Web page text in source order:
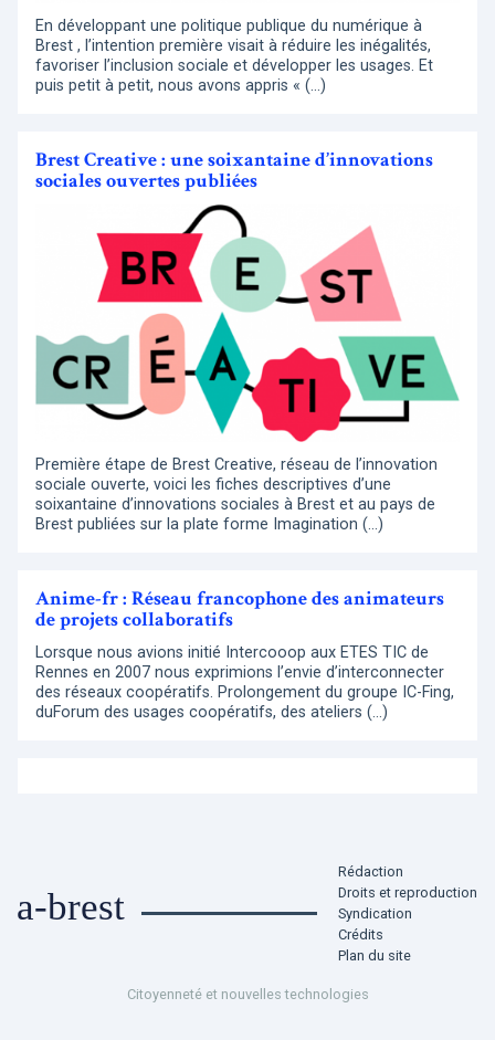
En développant une politique publique du numérique à
Brest , l’intention première visait à réduire les inégalités,
favoriser l’inclusion sociale et développer les usages. Et
puis petit à petit, nous avons appris « (…)
Brest Creative : une soixantaine d’innovations
sociales ouvertes publiées
Première étape de Brest Creative, réseau de l’innovation
sociale ouverte, voici les fiches descriptives d’une
soixantaine d’innovations sociales à Brest et au pays de
Brest publiées sur la plate forme Imagination (…)
Anime-fr : Réseau francophone des animateurs
de projets collaboratifs
Lorsque nous avions initié Intercooop aux ETES TIC de
Rennes en 2007 nous exprimions l’envie d’interconnecter
des réseaux coopératifs. Prolongement du groupe IC-Fing,
duForum des usages coopératifs, des ateliers (…)
a-brest
Rédaction
Droits et reproduction
Syndication
Crédits
Plan du site
Citoyenneté et nouvelles technologies